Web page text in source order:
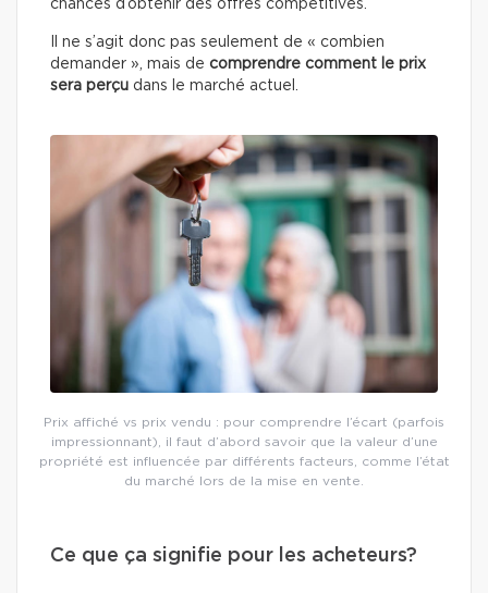
chances d’obtenir des offres compétitives.
Il ne s’agit donc pas seulement de « combien
demander », mais de comprendre comment le prix
sera perçu dans le marché actuel.
Prix affiché vs prix vendu : pour comprendre l’écart (parfois
impressionnant), il faut d’abord savoir que la valeur d’une
propriété est influencée par différents facteurs, comme l’état
du marché lors de la mise en vente.
Ce que ça signifie pour les acheteurs?